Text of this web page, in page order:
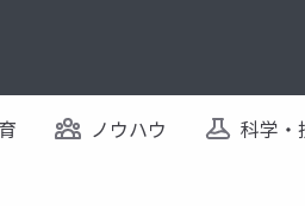
ノウハウ 科学・